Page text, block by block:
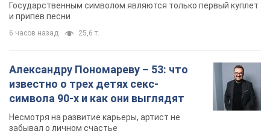
Государственным символом являются только первый куплет
и припев песни
6 часов назад 25,6 т.
Александру Пономареву – 53: что
известно о трех детях секс-
символа 90-х и как они выглядят
Несмотря на развитие карьеры, артист не
забывал о личном счастье